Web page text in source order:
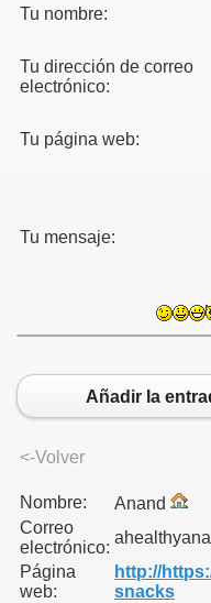
Tu nombre:
Tu dirección de correo
electrónico:
Tu página web:
Tu mensaje:
Añadir la
<-Volver
Nombre:
Anand
Correo
electrónico:
Página
web:
http://
snacks